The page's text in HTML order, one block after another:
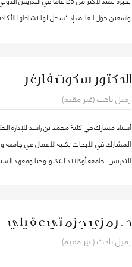
واسعين حول العالم، إذ يُسجل لها نشاطها
الدكتور سكوت فارغر
زميل باحث (غير مقيم)
أستاذ مشارك في كلية محمد بن راشد للإدارة
المشارك في الأبحاث بكلية الأعمال في
التدريس بجامعة أوكلاند للتكنولوجيا ومعهد
د. رمزي جزمتي عقيلي
زميل باحث (غير مقيم)